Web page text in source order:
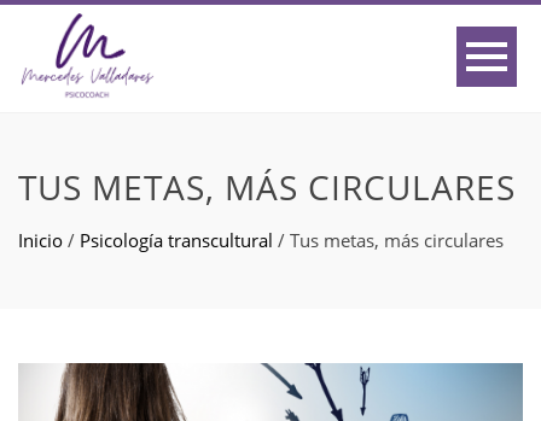
TUS METAS, MÁS CIRCULARES
Inicio / Psicología transcultural / Tus metas, más circulares